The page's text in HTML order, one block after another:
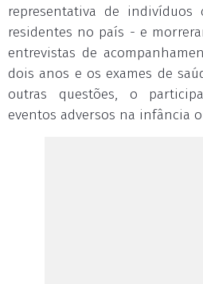
representativa de
residentes no país - e
entrevistas de
dois anos e os exames de
outras questões, o
eventos adversos na infância